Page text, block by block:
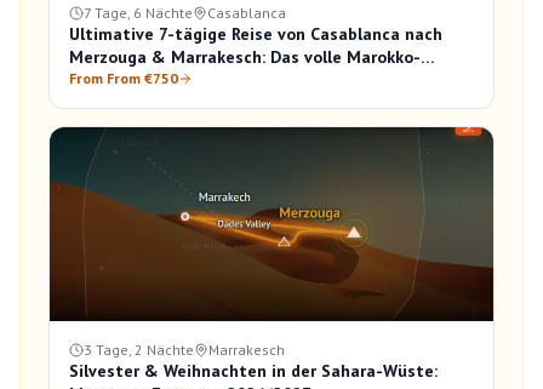
7 Tage, 6 Nächte Casablanca
Ultimative 7-tägige Reise von Casablanca nach
Merzouga & Marrakesch: Das volle Marokko-
Erlebnis
From From €750
3 Tage, 2 Nächte Marrakesch
Silvester & Weihnachten in der Sahara-Wüste: